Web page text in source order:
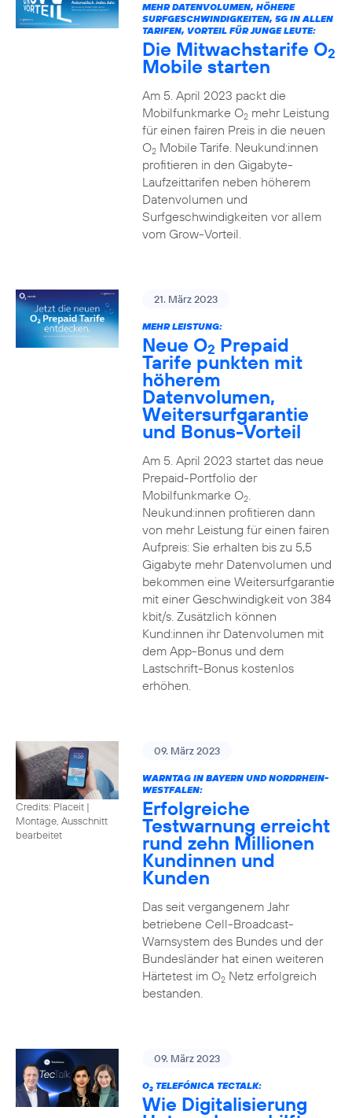
MEHR DATENVOLUMEN, HÖHERE
SURFGESCHWINDIGKEITEN, 5G IN ALLEN
TARIFEN, VORTEIL FÜR JUNGE LEUTE:
Die Mitwachstarife O2
Mobile starten
Am 5. April 2023 packt die
Mobilfunkmarke O2mehr Leistung
für einen fairen Preis in die neuen
O2Mobile Tarife. Neukund:innen
profitieren in den Gigabyte-
Laufzeittarifen neben höherem
Datenvolumen und
Surfgeschwindigkeiten vor allem
vom Grow-Vorteil.
21. März 2023
MEHR LEISTUNG:
Neue O2 Prepaid
Tarife punkten mit
höherem
Datenvolumen,
Weitersurfgarantie
und Bonus-Vorteil
Am 5. April 2023 startet das neue
Prepaid-Portfolio der
Mobilfunkmarke O2.
Neukund:innen profitieren dann
von mehr Leistung für einen fairen
Aufpreis: Sie erhalten bis zu 5,5
Gigabyte mehr Datenvolumen und
bekommen eine Weitersurfgarantie
mit einer Geschwindigkeit von 384
kbit/s. Zusätzlich können
Kund:innen ihr Datenvolumen mit
dem App-Bonus und dem
Lastschrift-Bonus kostenlos
erhöhen.
Credits: Placeit |
Montage, Ausschnitt
bearbeitet
09. März 2023
WARNTAG IN BAYERN UND NORDRHEIN-
WESTFALEN:
Erfolgreiche
Testwarnung erreicht
rund zehn Millionen
Kundinnen und
Kunden
Das seit vergangenem Jahr
betriebene Cell-Broadcast-
Warnsystem des Bundes und der
Bundesländer hat einen weiteren
Härtetest im O2Netz erfolgreich
bestanden.
09. März 2023
O2TELEFÓNICA TECTALK:
Wie Digitalisierung